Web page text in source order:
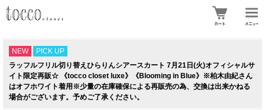
NEW
PICK UP
ラッフルフリル切り替えひらりんシアースカート 7月21日(火)オフィシャルサ
イト限定再販☆ 《tocco closet luxe》《Blooming in Blue》※柏木由紀さん
はオフホワイト着用※少量の在庫確保による再販売の為、交換は出来かねる
場合がございます。予めご了承ください。